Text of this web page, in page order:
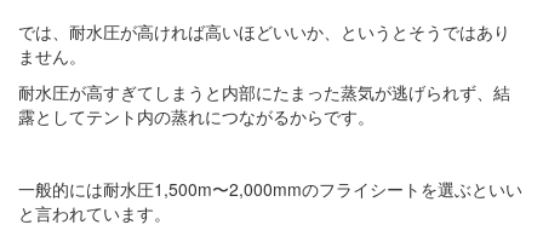
では、耐水圧が高ければ高いほどいいか、というとそうではあり
ません。
耐水圧が高すぎてしまうと内部にたまった蒸気が逃げられず、結
露としてテント内の蒸れにつながるからです。
一般的には耐水圧1,500m〜2,000mmのフライシートを選ぶといい
と言われています。